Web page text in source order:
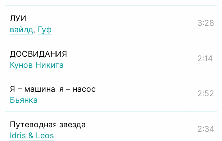
ЛУИ
вайлд, Гуф
3:28
ДОСВИДАНИЯ
Кунов Никита
2:14
Я – машина, я – насос
Бьянка
2:52
Путеводная звезда
Idris & Leos
2:34